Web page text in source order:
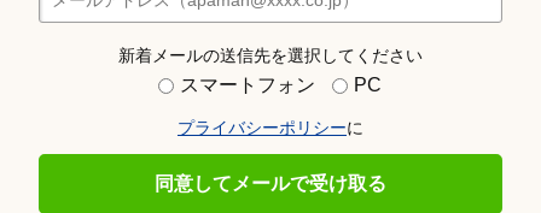
新着メールの送信先を選択してください
スマートフォン PC
プライバシーポリシーに
同意してメールで受け取る